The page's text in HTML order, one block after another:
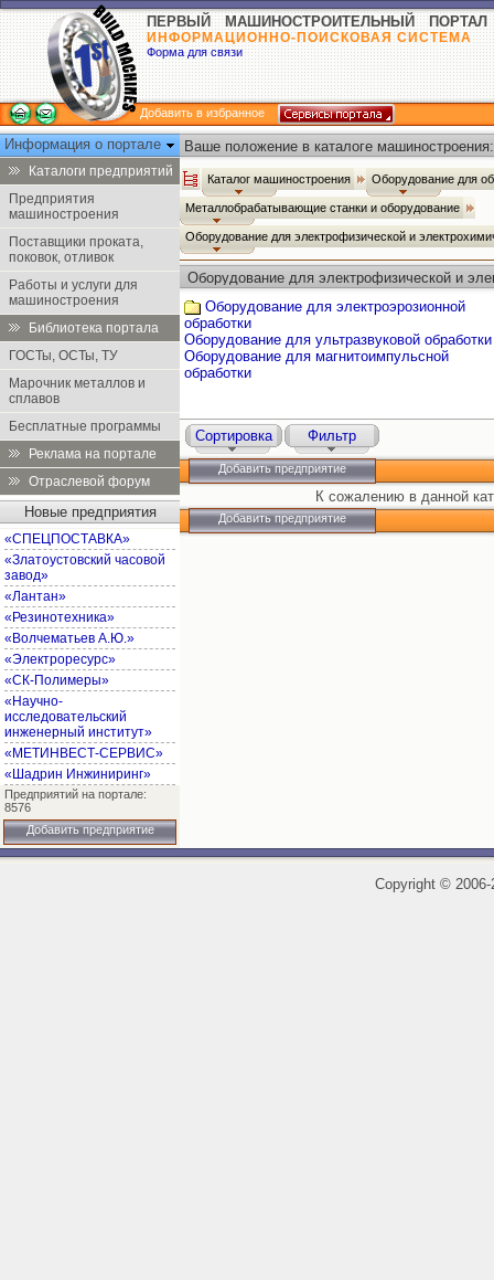
ПЕРВЫЙ МАШИНОСТРОИТЕЛЬНЫЙ ПОРТАЛ
ИНФОРМАЦИОННО-ПОИСКОВАЯ СИСТЕМА
Форма для связи
Добавить в избранное
Информация о портале
Каталоги предприятий
Предприятия
машиностроения
Поставщики проката,
поковок, отливок
Работы и услуги для
машиностроения
Библиотека портала
ГОСТы, ОСТы, ТУ
Марочник металлов и
сплавов
Бесплатные программы
Реклама на портале
Отраслевой форум
Новые предприятия
«СПЕЦПОСТАВКА»
«Златоустовский часовой
завод»
«Лантан»
«Резинотехника»
«Волчематьев А.Ю.»
«Электроресурс»
«СК-Полимеры»
«Научно-
исследовательский
инженерный институт»
«МЕТИНВЕСТ-СЕРВИС»
«Шадрин Инжиниринг»
Предприятий на портале:
8576
Добавить предприятие
Ваше положение в каталоге машиностроения:
Каталог машиностроения Оборудование для
Металлобрабатывающие станки и оборудование
Оборудование для электрофизической и
Оборудование для электрофизической и
Оборудование для электроэрозионной
обработки
Оборудование для ультразвуковой обработки
Оборудование для магнитоимпульсной
обработки
Сортировка Фильтр
Добавить предприятие
К сожалению в данной
Добавить предприятие
Copyright ©